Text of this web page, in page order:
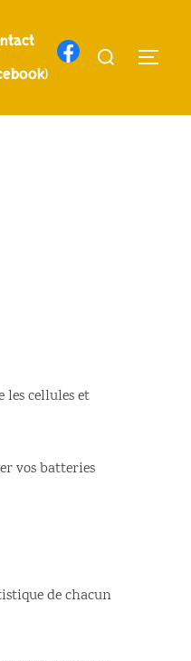
Rechercher :
les cellules et
vos batteries
de chacun